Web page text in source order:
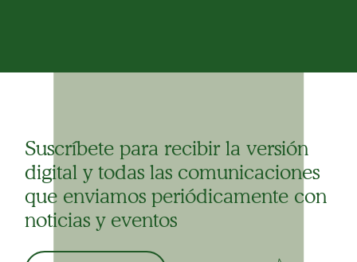
Suscríbete para recibir la versión
digital y todas las comunicaciones
que enviamos periódicamente con
noticias y eventos